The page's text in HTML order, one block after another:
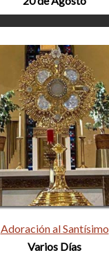
Adoración al Santísimo
Varios Días